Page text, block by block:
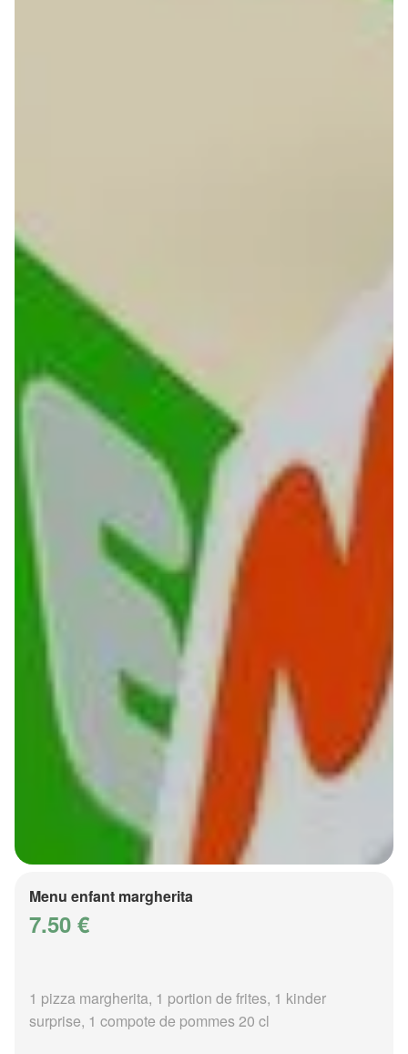
Menu enfant margherita
7.50 €
1 pizza margherita, 1 portion de frites, 1 kinder
surprise, 1 compote de pommes 20 cl